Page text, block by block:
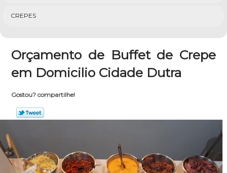
CREPES
Orçamento de Buffet de Crepe
em Domicilio Cidade Dutra
Gostou? compartilhe!